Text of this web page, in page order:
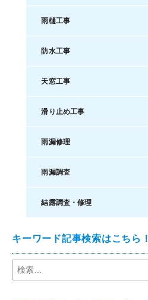
雨樋工事
防水工事
天窓工事
滑り止め工事
雨漏修理
雨漏調査
結露調査・修理
キーワード記事検索はこちら！